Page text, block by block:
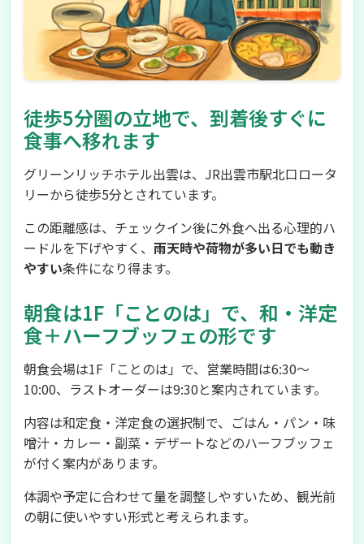
徒歩5分圏の立地で、到着後すぐに
食事へ移れます
グリーンリッチホテル出雲は、JR出雲市駅北口ロータ
リーから徒歩5分とされています。
この距離感は、チェックイン後に外食へ出る心理的ハ
ードルを下げやすく、 雨天時や荷物が多い日でも動き
やすい条件になり得ます。
朝食は1F「ことのは」で、和・洋定
食＋ハーフブッフェの形です
朝食会場は1F「ことのは」で、営業時間は6:30〜
10:00、ラストオーダーは9:30と案内されています。
内容は和定食・洋定食の選択制で、ごはん・パン・味
噌汁・カレー・副菜・デザートなどのハーフブッフェ
が付く案内があります。
体調や予定に合わせて量を調整しやすいため、観光前
の朝に使いやすい形式と考えられます。